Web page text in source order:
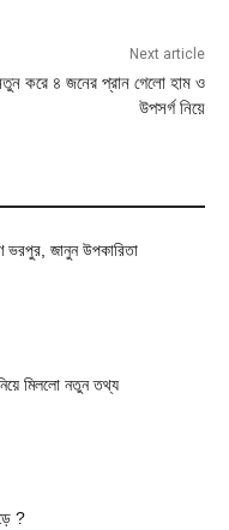
Next article
করে ৪ জনের প্রান গেলো হাম ও
উপসর্গ নিয়ে
ভরপুর, জানুন উপকারিতা
মিললো নতুন তথ্য
?